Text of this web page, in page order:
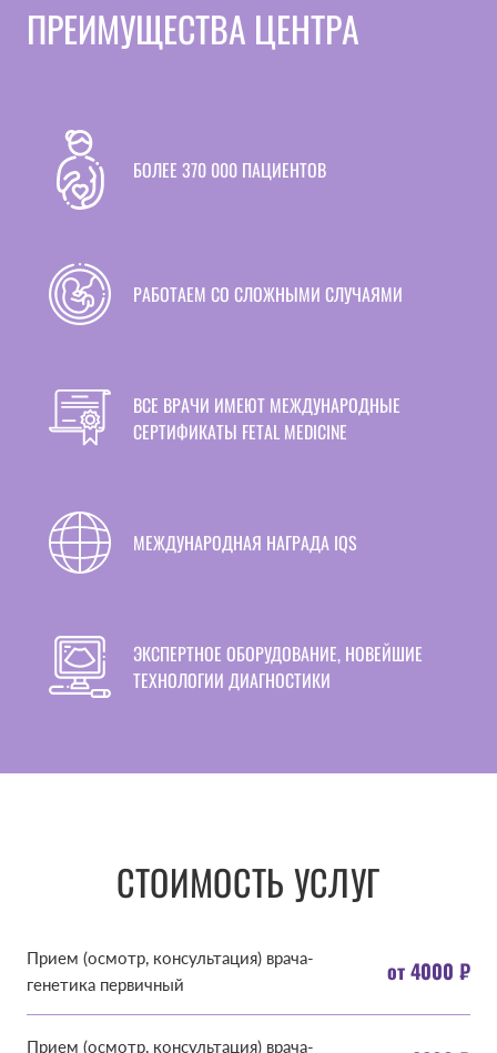
ПРЕИМУЩЕСТВА ЦЕНТРА
БОЛЕЕ 370 000 ПАЦИЕНТОВ
РАБОТАЕМ СО СЛОЖНЫМИ СЛУЧАЯМИ
ВСЕ ВРАЧИ ИМЕЮТ МЕЖДУНАРОДНЫЕ
СЕРТИФИКАТЫ FETAL MEDICINE
МЕЖДУНАРОДНАЯ НАГРАДА IQS
ЭКСПЕРТНОЕ ОБОРУДОВАНИЕ, НОВЕЙШИЕ
ТЕХНОЛОГИИ ДИАГНОСТИКИ
СТОИМОСТЬ УСЛУГ
Прием (осмотр, консультация) врача-
генетика первичный
от 4000 ₽
Прием (осмотр, консультация) врача-